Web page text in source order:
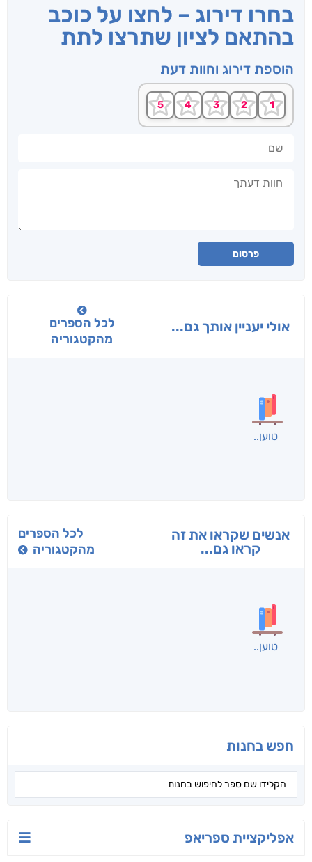
בחרו דירוג – לחצו על כוכב
בהתאם לציון שתרצו לתת
הוספת דירוג וחוות דעת
פרסום
אולי יעניין אותך גם...
לכל הספרים
מהקטגוריה
בפנוכו
חני שאטן
תרדמת
א. פ.
אנשים שקראו את זה